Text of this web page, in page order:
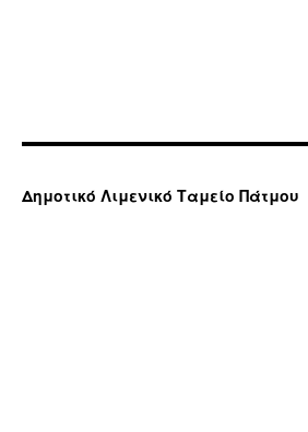
Δημοτικό Λιμενικό Ταμείο Πάτμου